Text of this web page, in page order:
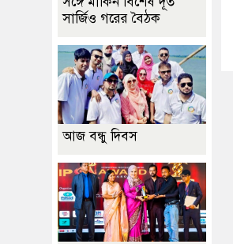
সার্জিও গরের বৈঠক
আজ বন্ধু দিবস